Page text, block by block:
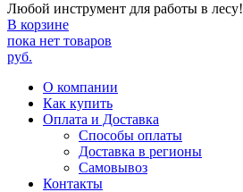
Любой инструмент для работы в лесу!
В корзине
пока нет товаров
руб.
О компании
Как купить
Оплата и Доставка
Способы оплаты
Доставка в регионы
Самовывоз
Контакты